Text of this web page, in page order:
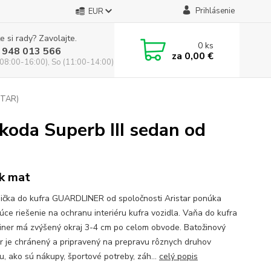
EUR Prihlásenie
si rady? Zavolajte.
013 566
16:00), So (11:00-14:00)
0ks
za 0,00 €
Superb III sedan od
mat
do kufra GUARDLINER od spoločnosti Aristar ponúka
riešenie na ochranu interiéru kufra vozidla. Vaňa do kufra
má zvýšený okraj 3-4 cm po celom obvode. Batožinový
je chránený a pripravený na prepravu rôznych druhov
ako sú nákupy, športové potreby, záh... celý popis